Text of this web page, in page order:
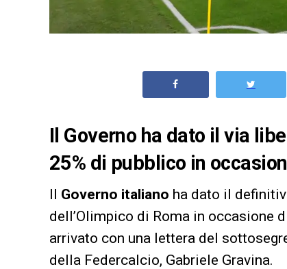
Il Governo ha dato il via
25% di pubblico in
Il Governo italiano ha dato il
dell’Olimpico di Roma in occasione
arrivato con una lettera del
della Federcalcio, Gabriele Gravina.